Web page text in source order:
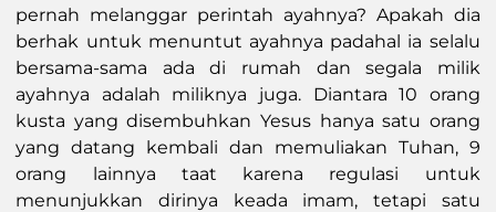
pernah melanggar perintah ayahnya? Apakah dia
berhak untuk menuntut ayahnya padahal ia selalu
bersama-sama ada di rumah dan segala milik
ayahnya adalah miliknya juga. Diantara 10 orang
kusta yang disembuhkan Yesus hanya satu orang
yang datang kembali dan memuliakan Tuhan, 9
orang lainnya taat karena regulasi untuk
menunjukkan dirinya keada imam, tetapi satu